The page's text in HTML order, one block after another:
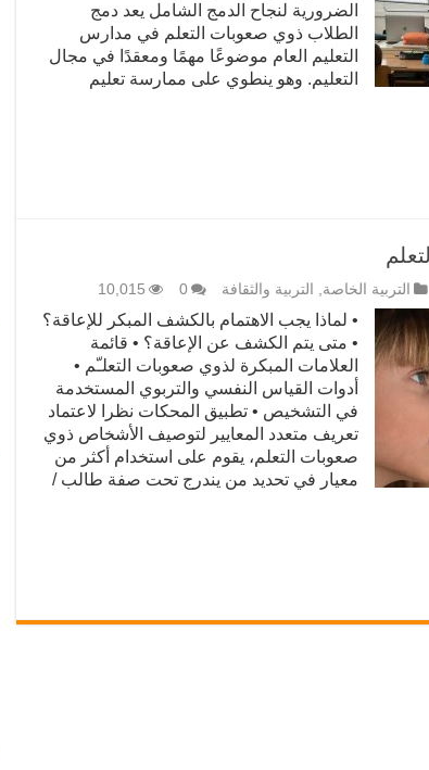
الضرورية لنجاح الدمج الشامل يعد دمج
الطلاب ذوي صعوبات التعلم في مدارس
التعليم العام موضوعًا مهمًا ومعقدًا في مجال
التعليم. وهو ينطوي على ممارسة تعليم
التربية الخاصة, التربية والثقافة 0
10,015
• لماذا يجب الاهتمام بالكشف المبكر للإعاقة؟
• متى يتم الكشف عن الإعاقة؟ • قائمة
العلامات المبكرة لذوي صعوبات التعلـّم •
أدوات القياس النفسي والتربوي المستخدمة
في التشخيص • تطبيق المحكات نظرا لاعتماد
تعريف متعدد المعايير لتوصيف الأشخاص ذوي
صعوبات التعلم، يقوم على استخدام أكثر من
معيار في تحديد من يندرج تحت صفة طالب /